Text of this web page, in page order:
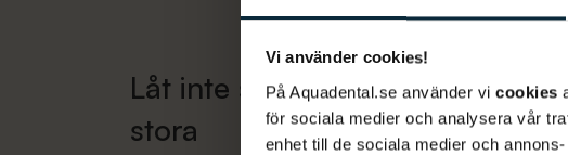
Vi använder cookies!
På Aquadental.se använder vi cookies
för sociala medier och analysera vår
enhet till de sociala medier och
Låt inte små problem bli
stora